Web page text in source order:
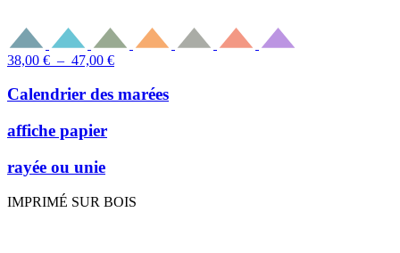
38,00 € – 47,00 €Plage
prix :
Calendrier des marées
affiche papier
rayée ou unie
IMPRIMÉ SUR BOIS